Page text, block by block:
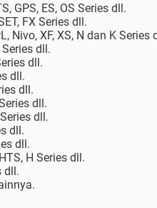
GPS, ES, OS Series dll.
FX Series dll.
Nivo, XF, XS, N dan K Series
dll.
dll.
dll.
dll.
dll.
dll.
dll.
dll.
H Series dll.
dll.